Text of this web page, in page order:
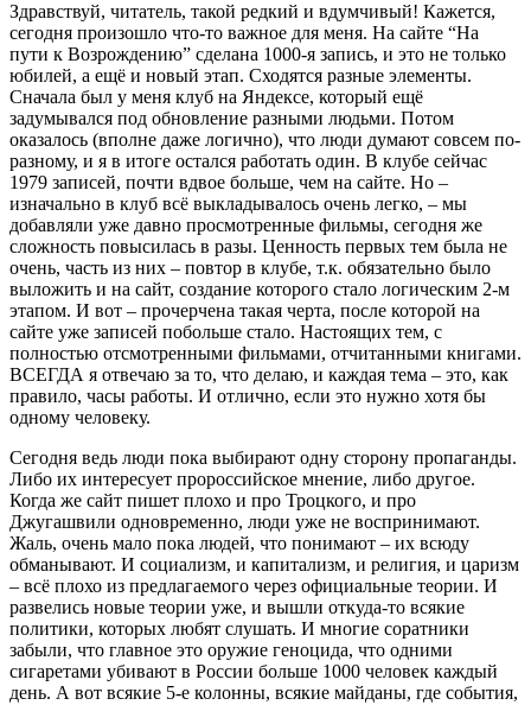
Здравствуй, читатель, такой редкий и вдумчивый! Кажется,
сегодня произошло что-то важное для меня. На сайте “На
пути к Возрождению” сделана 1000-я запись, и это не только
юбилей, а ещё и новый этап. Сходятся разные элементы.
Сначала был у меня клуб на Яндексе, который ещё
задумывался под обновление разными людьми. Потом
оказалось (вполне даже логично), что люди думают совсем по-
разному, и я в итоге остался работать один. В клубе сейчас
1979 записей, почти вдвое больше, чем на сайте. Но –
изначально в клуб всё выкладывалось очень легко, – мы
добавляли уже давно просмотренные фильмы, сегодня же
сложность повысилась в разы. Ценность первых тем была не
очень, часть из них – повтор в клубе, т.к. обязательно было
выложить и на сайт, создание которого стало логическим 2-м
этапом. И вот – прочерчена такая черта, после которой на
сайте уже записей побольше стало. Настоящих тем, с
полностью отсмотренными фильмами, отчитанными книгами.
ВСЕГДА я отвечаю за то, что делаю, и каждая тема – это, как
правило, часы работы. И отлично, если это нужно хотя бы
одному человеку.
Сегодня ведь люди пока выбирают одну сторону пропаганды.
Либо их интересует пророссийское мнение, либо другое.
Когда же сайт пишет плохо и про Троцкого, и про
Джугашвили одновременно, люди уже не воспринимают.
Жаль, очень мало пока людей, что понимают – их всюду
обманывают. И социализм, и капитализм, и религия, и царизм
– всё плохо из предлагаемого через официальные теории. И
развелись новые теории уже, и вышли откуда-то всякие
политики, которых любят слушать. И многие соратники
забыли, что главное это оружие геноцида, что одними
сигаретами убивают в России больше 1000 человек каждый
день. А вот всякие 5-е колонны, всякие майданы, где события,